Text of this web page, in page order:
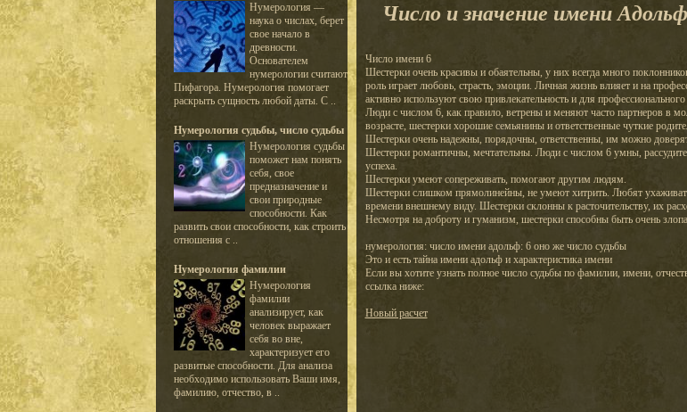
Нумерология —
наука о числах, берет
свое начало в
древности.
Основателем
нумерологии считают
Пифагора. Нумерология помогает
раскрыть сущность любой даты. С ..
Нумерология судьбы, число судьбы
Нумерология судьбы
поможет нам понять
себя, свое
предназначение и
свои природные
способности. Как
развить свои способности, как строить
отношения с ..
Нумерология фамилии
Нумерология
фамилии
анализирует, как
человек выражает
себя во вне,
характеризует его
развитые способности. Для анализа
необходимо использовать Ваши имя,
фамилию, отчество, в ..
Число и значение имени
Число имени 6
Шестерки очень красивы и обаятельны, у них всегда много
роль играет любовь, страсть, эмоции. Личная жизнь влияет и на
активно используют свою привлекательность и для профессионального
Люди с числом 6, как правило, ветрены и меняют часто партнеров в
возрасте, шестерки хорошие семьянины и ответственные чуткие
Шестерки очень надежны, порядочны, ответственны, им можно
Шестерки романтичны, мечтательны. Люди с числом 6 умны,
успеха.
Шестерки умеют сопереживать, помогают другим людям.
Шестерки слишком прямолинейны, не умеют хитрить. Любят
времени внешнему виду. Шестерки склонны к расточительству, их
Несмотря на доброту и гуманизм, шестерки способны быть очень
нумерология: число имени адольф: 6 оно же число судьбы
Это и есть тайна имени адольф и характеристика имени
Если вы хотите узнать полное число судьбы по фамилии, имени,
ссылка ниже:
Новый расчет